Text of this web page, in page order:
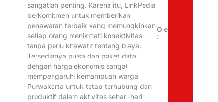
sangatlah penting. Karena itu, LinkPedia
berkomitmen untuk memberikan
penawaran terbaik yang memungkinkan
setiap orang menikmati konektivitas
tanpa perlu khawatir tentang biaya.
Tersedianya pulsa dan paket data
dengan harga ekonomis sangat
mempengaruhi kemampuan warga
Purwakarta untuk tetap terhubung dan
produktif dalam aktivitas sehari-hari
Oleh
: